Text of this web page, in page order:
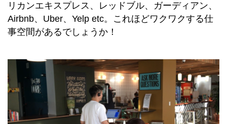
リカンエキスプレス、レッドブル、ガーディアン、
Airbnb、Uber、Yelp etc。これほどワクワクする仕
事空間があるでしょうか！